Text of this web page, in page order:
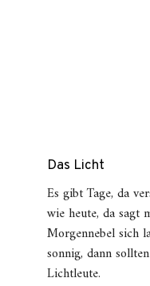
Das Licht
Es gibt Tage, da
wie heute, da sagt
Morgennebel sich
sonnig, dann
Lichtleute.